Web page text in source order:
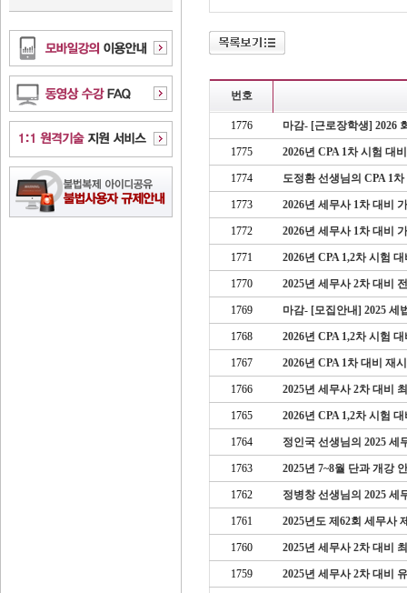
번호
1776 마감- [근로장학생] 2026
1775 2026년 CPA 1차 시험 대
1774 도정환 선생님의 CPA 1
1773 2026년 세무사 1차 대비
1772 2026년 세무사 1차 대비
1771 2026년 CPA 1,2차 시험
1770 2025년 세무사 2차 대비
1769 마감- [모집안내] 2025 세
1768 2026년 CPA 1,2차 시험
1767 2026년 CPA 1차 대비 재
1766 2025년 세무사 2차 대비
1765 2026년 CPA 1,2차 시험
1764 정인국 선생님의 2025 세
1763 2025년 7~8월 단과 개강
1762 정병창 선생님의 2025 세
1761 2025년도 제62회 세무사
1760 2025년 세무사 2차 대비
1759 2025년 세무사 2차 대비